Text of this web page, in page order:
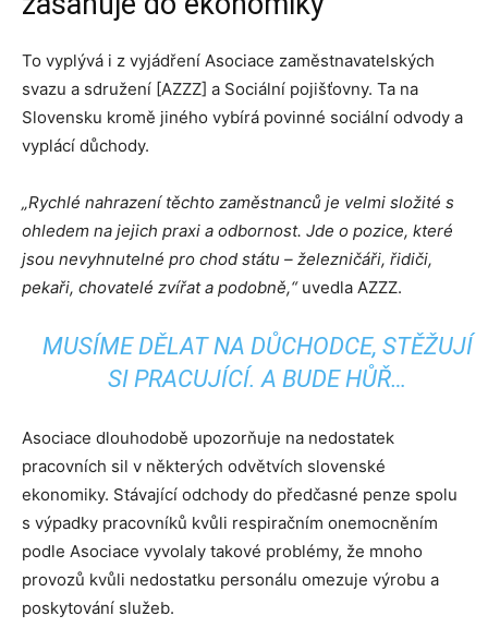
To vyplývá i z vyjádření Asociace zaměstnavatelských
svazu a sdružení [AZZZ] a Sociální pojišťovny. Ta na
Slovensku kromě jiného vybírá povinné sociální odvody a
vyplácí důchody.
„Rychlé nahrazení těchto zaměstnanců je velmi složité s
ohledem na jejich praxi a odbornost. Jde o pozice, které
jsou nevyhnutelné pro chod státu – železničáři, řidiči,
pekaři, chovatelé zvířat a podobně,“uvedla AZZZ.
MUSÍME DĚLAT NA DŮCHODCE, STĚŽUJÍ
SI PRACUJÍCÍ. A BUDE HŮŘ…
Asociace dlouhodobě upozorňuje na nedostatek
pracovních sil v některých odvětvích slovenské
ekonomiky. Stávající odchody do předčasné penze spolu
s výpadky pracovníků kvůli respiračním onemocněním
podle Asociace vyvolaly takové problémy, že mnoho
provozů kvůli nedostatku personálu omezuje výrobu a
poskytování služeb.